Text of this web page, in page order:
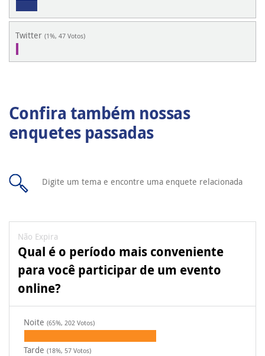
Twitter (1%, 47 Votos)
Confira também nossas
enquetes passadas
Não Expira
Qual é o período mais conveniente
para você participar de um evento
online?
Noite (65%, 202 Votos)
Tarde (18%, 57 Votos)